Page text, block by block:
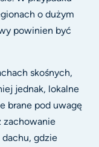
o dużym
powinien być
skośnych,
jednak, lokalne
brane pod uwagę
zachowanie
gdzie